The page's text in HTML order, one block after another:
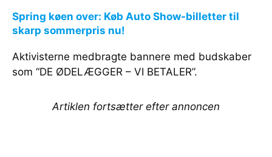
Spring køen over: Køb Auto Show-billetter til
skarp sommerpris nu!
Aktivisterne medbragte bannere med budskaber
som “DE ØDELÆGGER – VI BETALER”.
Artiklen fortsætter efter annoncen